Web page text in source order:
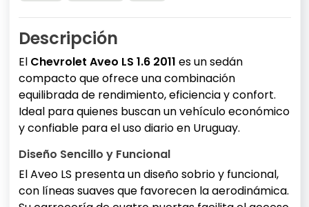
Descripción
El Chevrolet Aveo LS 1.6 2011 es un sedán
compacto que ofrece una combinación
equilibrada de rendimiento, eficiencia y confort.
Ideal para quienes buscan un vehículo económico
y confiable para el uso diario en Uruguay.
Diseño Sencillo y Funcional
El Aveo LS presenta un diseño sobrio y funcional,
con líneas suaves que favorecen la aerodinámica.